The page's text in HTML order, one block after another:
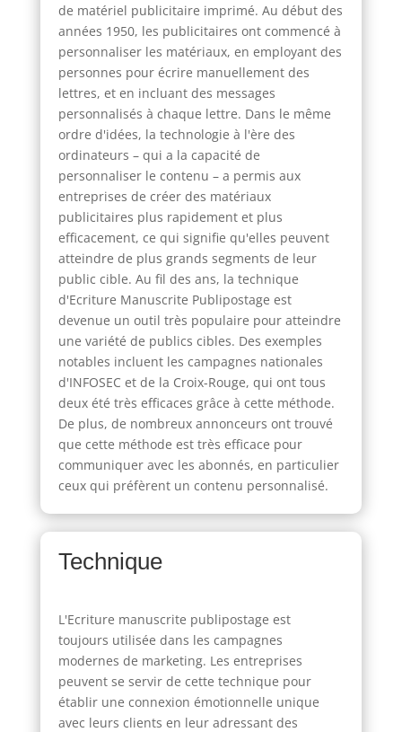
de matériel publicitaire imprimé. Au début des
années 1950, les publicitaires ont commencé à
personnaliser les matériaux, en employant des
personnes pour écrire manuellement des
lettres, et en incluant des messages
personnalisés à chaque lettre. Dans le même
ordre d'idées, la technologie à l'ère des
ordinateurs – qui a la capacité de
personnaliser le contenu – a permis aux
entreprises de créer des matériaux
publicitaires plus rapidement et plus
efficacement, ce qui signifie qu'elles peuvent
atteindre de plus grands segments de leur
public cible. Au fil des ans, la technique
d'Ecriture Manuscrite Publipostage est
devenue un outil très populaire pour atteindre
une variété de publics cibles. Des exemples
notables incluent les campagnes nationales
d'INFOSEC et de la Croix-Rouge, qui ont tous
deux été très efficaces grâce à cette méthode.
De plus, de nombreux annonceurs ont trouvé
que cette méthode est très efficace pour
communiquer avec les abonnés, en particulier
ceux qui préfèrent un contenu personnalisé.
Technique
L'Ecriture manuscrite publipostage est
toujours utilisée dans les campagnes
modernes de marketing. Les entreprises
peuvent se servir de cette technique pour
établir une connexion émotionnelle unique
avec leurs clients en leur adressant des